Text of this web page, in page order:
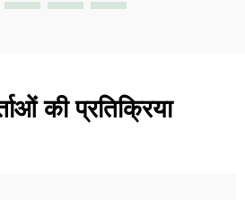
की प्रतिक्रिया